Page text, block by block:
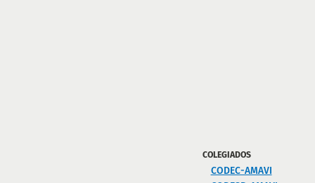
COLEGIADOS
CODEC-AMAVI